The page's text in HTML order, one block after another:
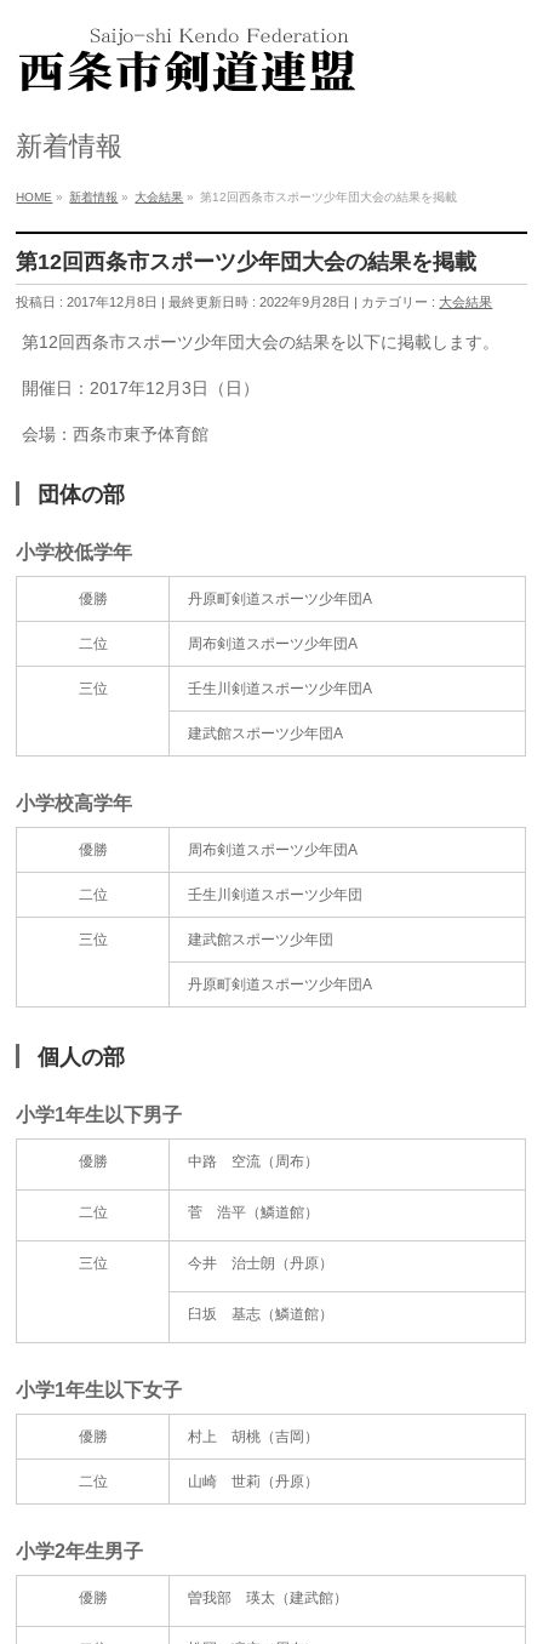
新着情報
HOME » 新着情報 » 大会結果 » 第12回西条市スポーツ少年団大会の結果を掲載
第12回西条市スポーツ少年団大会の結果を掲載
投稿日 : 2017年12月8日 最終更新日時 : 2022年9月28日 カテゴリー :大会結果
第12回西条市スポーツ少年団大会の結果を以下に掲載します。
開催日：2017年12月3日（日）
会場：西条市東予体育館
団体の部
小学校低学年
優勝 丹原町剣道スポーツ少年団A
二位 周布剣道スポーツ少年団A
三位 壬生川剣道スポーツ少年団A
建武館スポーツ少年団A
小学校高学年
優勝 周布剣道スポーツ少年団A
二位 壬生川剣道スポーツ少年団
三位 建武館スポーツ少年団
丹原町剣道スポーツ少年団A
個人の部
小学1年生以下男子
優勝 中路 空流（周布）
二位 菅 浩平（鱗道館）
三位 今井 治士朗（丹原）
臼坂 基志（鱗道館）
小学1年生以下女子
優勝 村上 胡桃（吉岡）
二位 山崎 世莉（丹原）
小学2年生男子
優勝 曽我部 瑛太（建武館）